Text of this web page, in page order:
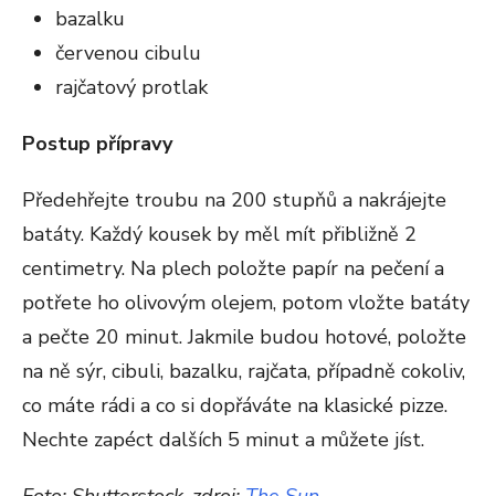
bazalku
červenou cibulu
rajčatový protlak
Postup přípravy
Předehřejte troubu na 200 stupňů a nakrájejte
batáty. Každý kousek by měl mít přibližně 2
centimetry. Na plech položte papír na pečení a
potřete ho olivovým olejem, potom vložte batáty
a pečte 20 minut. Jakmile budou hotové, položte
na ně sýr, cibuli, bazalku, rajčata, případně cokoliv,
co máte rádi a co si dopřáváte na klasické pizze.
Nechte zapéct dalších 5 minut a můžete jíst.